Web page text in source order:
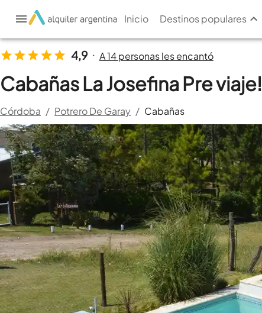
Inicio Destinos populares
4,9 • A 14 personas les encantó
Cabañas La Josefina Pre viaje!
Córdoba / Potrero De Garay / Cabañas